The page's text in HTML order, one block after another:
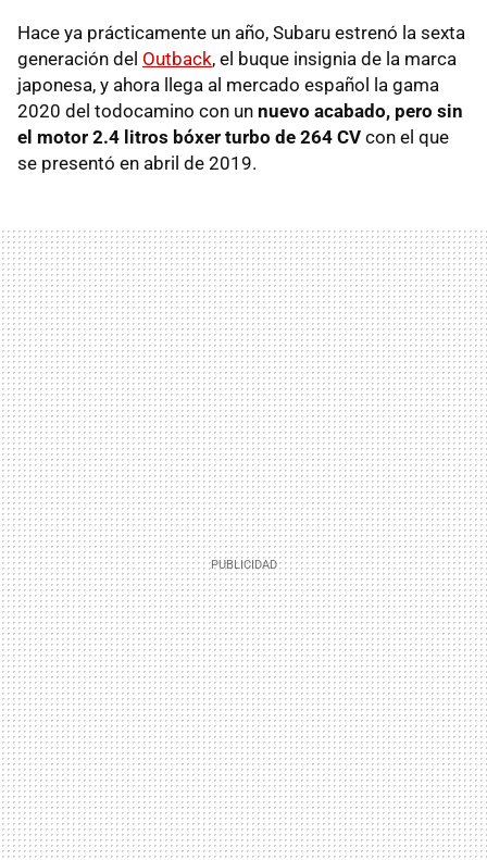
Hace ya prácticamente un año, Subaru estrenó la sexta
generación del Outback, el buque insignia de la marca
japonesa, y ahora llega al mercado español la gama
2020 del todocamino con un nuevo acabado, pero sin
el motor 2.4 litros bóxer turbo de 264 CV con el que
se presentó en abril de 2019.